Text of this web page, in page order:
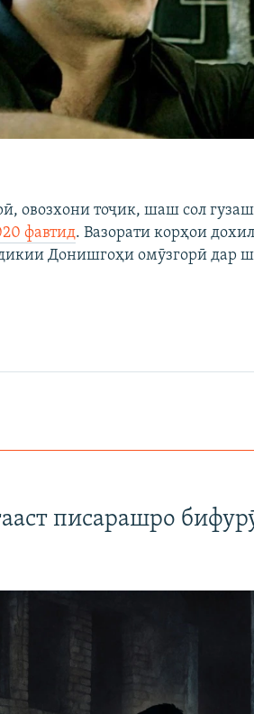
овозхони тоҷик, шаш сол
фавтид. Вазорати корҳои
Донишгоҳи омӯзгорӣ дар
писарашро